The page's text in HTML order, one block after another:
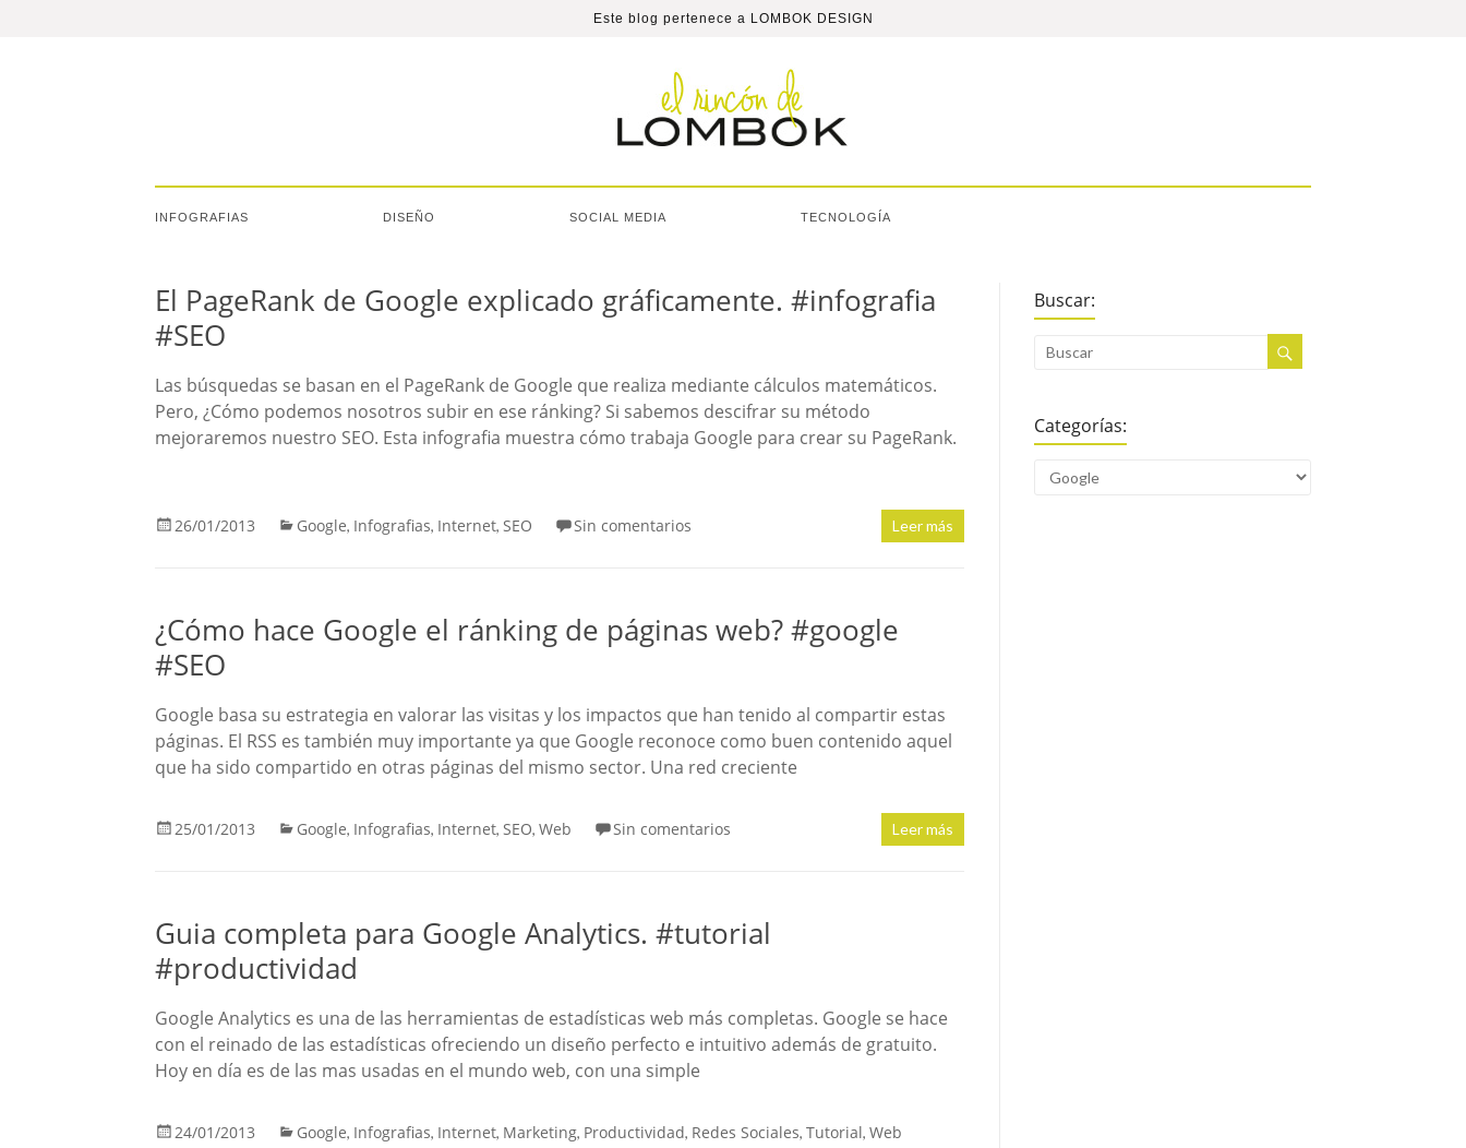
Este blog pertenece a LOMBOK DESIGN
INFOGRAFIAS DISEÑO SOCIAL MEDIA TECNOLOGÍA
El PageRank de Google explicado gráficamente. #infografia
#SEO
Las búsquedas se basan en el PageRank de Google que realiza mediante cálculos matemáticos.
Pero, ¿Cómo podemos nosotros subir en ese ránking? Si sabemos descifrar su método
mejoraremos nuestro SEO. Esta infografia muestra cómo trabaja Google para crear su PageRank.
26/01/2013 Google, Infografias, Internet, SEO Sin comentarios Leer más
¿Cómo hace Google el ránking de páginas web? #google
#SEO
Google basa su estrategia en valorar las visitas y los impactos que han tenido al compartir estas
páginas. El RSS es también muy importante ya que Google reconoce como buen contenido aquel
que ha sido compartido en otras páginas del mismo sector. Una red creciente
25/01/2013 Google, Infografias, Internet, SEO, Web Sin comentarios Leer más
Guia completa para Google Analytics. #tutorial
#productividad
Google Analytics es una de las herramientas de estadísticas web más completas. Google se hace
con el reinado de las estadísticas ofreciendo un diseño perfecto e intuitivo además de gratuito.
Hoy en día es de las mas usadas en el mundo web, con una simple
24/01/2013 Google, Infografias, Internet, Marketing, Productividad, Redes Sociales, Tutorial, Web
Buscar:
Categorías: